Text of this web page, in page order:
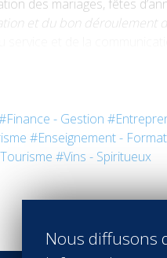
des mariages, fêtes
et du bon déroulement
- Gestion
#Enseignement -
#Vins - Spiritueux
Nous diffusons